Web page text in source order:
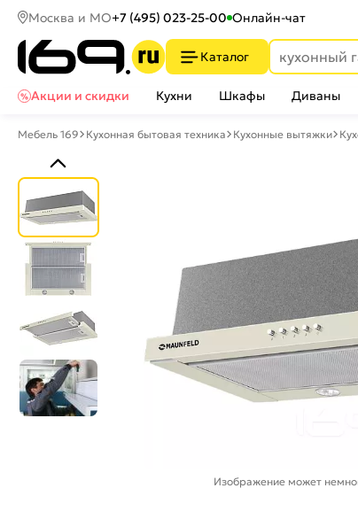
Москва и МО+7 (495) 023-25-00 Онлайн-чат
Каталог
Акции и скидки Кухни Шкафы Диваны
Мебель 169 Кухонная бытовая техника Кухонные вытяжки
Изображение может